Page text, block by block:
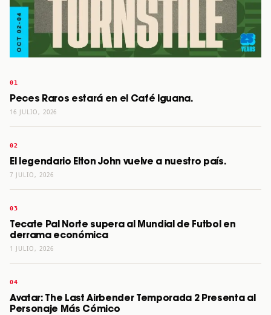
Peces Raros estará en el Café Iguana.
16 JULIO, 2026
El legendario Elton John vuelve a nuestro país.
7 JULIO, 2026
Tecate Pal Norte supera al Mundial de Futbol en
derrama económica
1 JULIO, 2026
Avatar: The Last Airbender Temporada 2 Presenta al
Personaje Más Cómico